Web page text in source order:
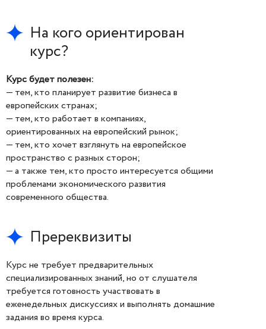
На кого ориентирован
курс?
Курс будет полезен:
— тем, кто планирует развитие бизнеса в
европейских странах;
— тем, кто работает в компаниях,
ориентированных на европейский рынок;
— тем, кто хочет взглянуть на европейское
пространство с разных сторон;
— а также тем, кто просто интересуется общими
проблемами экономического развития
современного общества.
Пререквизиты
Курс не требует предварительных
специализированных знаний, но от слушателя
требуется готовность участвовать в
еженедельных дискуссиях и выполнять домашние
задания во время курса.